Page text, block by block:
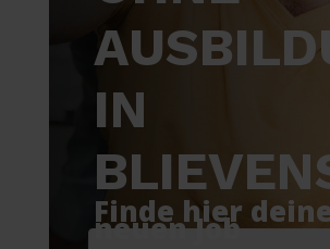
IN
Finde hier
neuen Job